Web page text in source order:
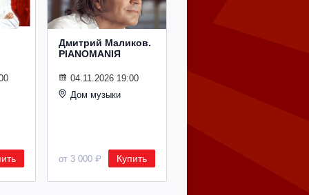
Дмитрий Маликов.
PIANOMANIЯ
04.11.2026 19:00
Дом музыки
от 3 000 ₽ Купить